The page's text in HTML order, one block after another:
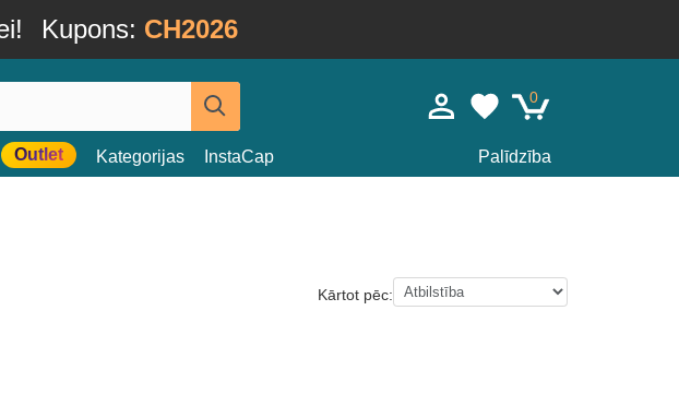
Kupons: CH2026
0
Outlet Kategorijas InstaCap Palīdzība
Kārtot pēc: